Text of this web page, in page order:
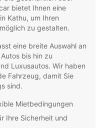
bietet Ihnen eine
Kathu, um Ihren
zu gestalten.
eine breite Auswahl an
bis hin zu
Luxusautos. Wir haben
Fahrzeug, damit Sie
sind.
Mietbedingungen
Ihre Sicherheit und